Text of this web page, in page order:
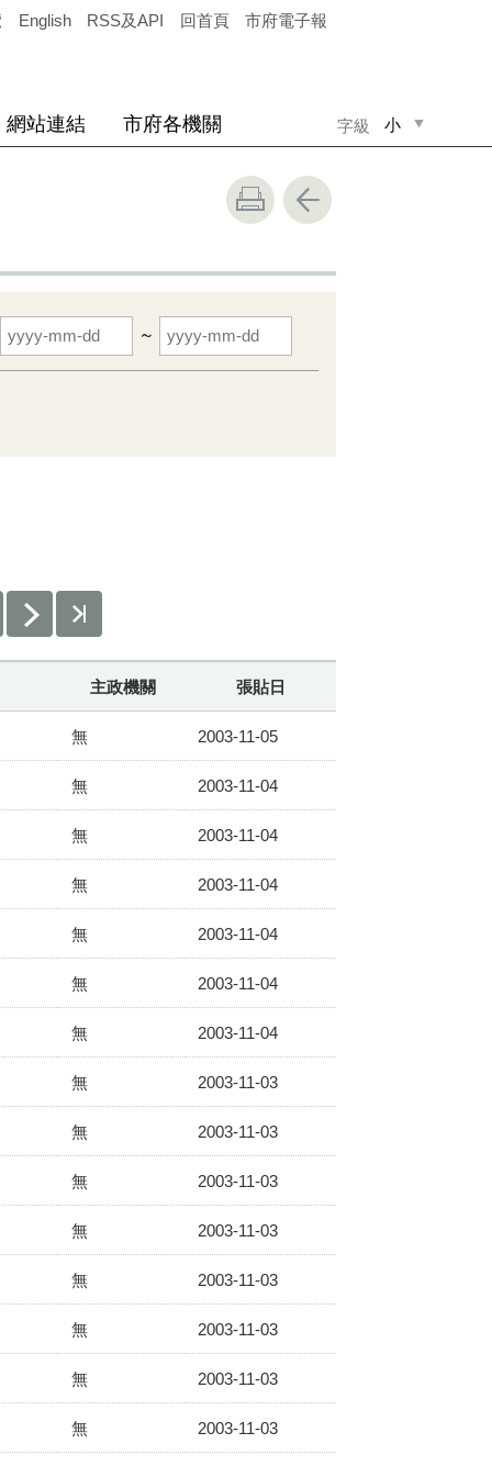
English RSS及API 回首頁 市府電子報
字級 小
網站連結 市府各機關
~
主政機關 張貼日
無 2003-11-05
無 2003-11-04
無 2003-11-04
無 2003-11-04
無 2003-11-04
無 2003-11-04
無 2003-11-04
無 2003-11-03
無 2003-11-03
無 2003-11-03
無 2003-11-03
無 2003-11-03
無 2003-11-03
無 2003-11-03
無 2003-11-03